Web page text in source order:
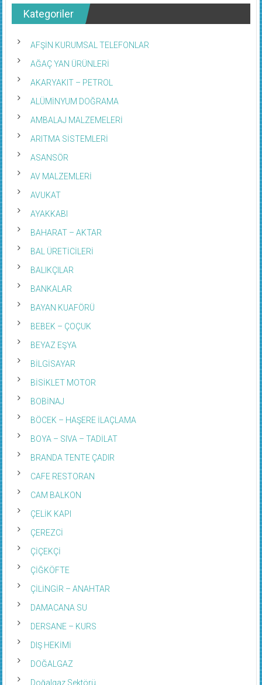
Kategoriler
AFŞİN KURUMSAL TELEFONLAR
AĞAÇ YAN ÜRÜNLERİ
AKARYAKIT – PETROL
ALÜMİNYUM DOĞRAMA
AMBALAJ MALZEMELERİ
ARITMA SİSTEMLERİ
ASANSÖR
AV MALZEMLERİ
AVUKAT
AYAKKABI
BAHARAT – AKTAR
BAL ÜRETİCİLERİ
BALIKÇILAR
BANKALAR
BAYAN KUAFÖRÜ
BEBEK – ÇOÇUK
BEYAZ EŞYA
BİLGİSAYAR
BİSİKLET MOTOR
BOBİNAJ
BÖCEK – HAŞERE İLAÇLAMA
BOYA – SIVA – TADİLAT
BRANDA TENTE ÇADIR
CAFE RESTORAN
CAM BALKON
ÇELİK KAPI
ÇEREZCİ
ÇİÇEKÇİ
ÇİĞKÖFTE
ÇİLİNGİR – ANAHTAR
DAMACANA SU
DERSANE – KURS
DIŞ HEKİMİ
DOĞALGAZ
Doğalgaz Sektörü